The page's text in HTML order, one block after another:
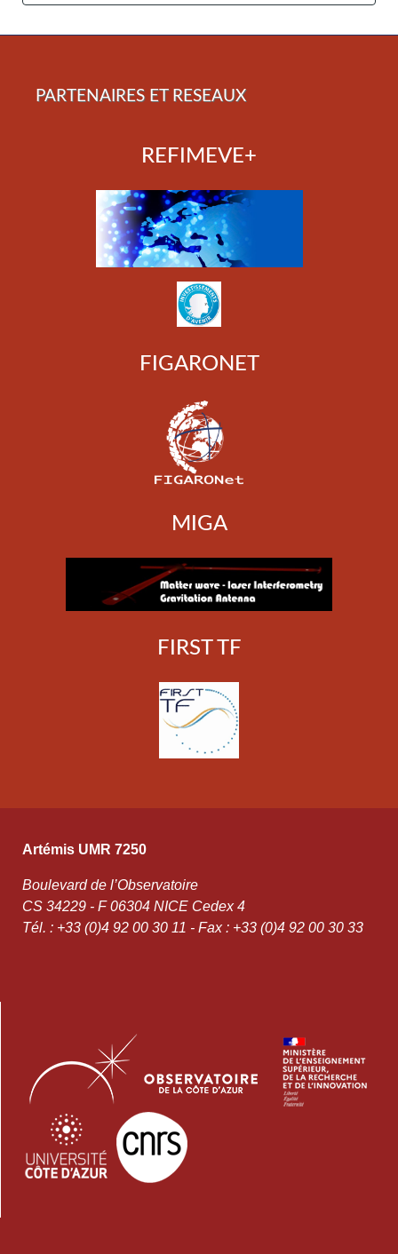
PARTENAIRES ET RESEAUX
REFIMEVE+
FIGARONET
MIGA
FIRST TF
Artémis UMR 7250
Boulevard de l’Observatoire
CS 34229 - F 06304 NICE Cedex 4
Tél. : +33 (0)4 92 00 30 11 - Fax : +33 (0)4 92 00 30 33